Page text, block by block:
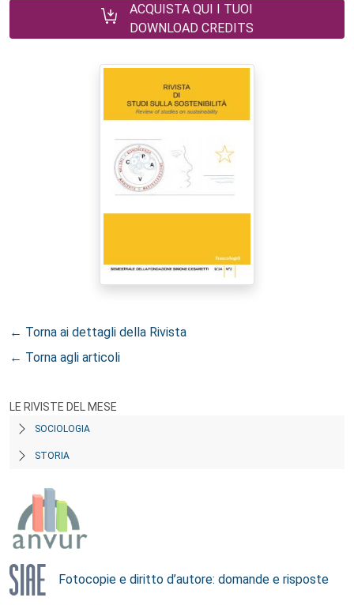
ACQUISTA QUI I TUOI
DOWNLOAD CREDITS
← Torna ai dettagli della Rivista
← Torna agli articoli
LE RIVISTE DEL MESE
SOCIOLOGIA
STORIA
Fotocopie e diritto d’autore: domande e risposte